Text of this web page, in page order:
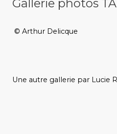
Gallerie photos
© Arthur Delicque
Une autre gallerie par Lucie